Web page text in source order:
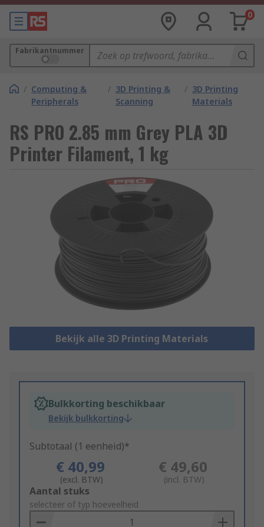
0
Fabrikantnummer
/ Computing &
Peripherals
/ 3D Printing &
Scanning
/ 3D Printing
Materials
RS PRO 2.85 mm Grey PLA 3D
Printer Filament, 1 kg
Bekijk alle 3D Printing Materials
Bulkkorting beschikbaar
Bekijk bulkkorting
Subtotaal (1 eenheid)*
€ 40,99
(excl. BTW)
€ 49,60
(incl. BTW)
Add
to
Basket
Aantal stuks
selecteer of typ hoeveelheid